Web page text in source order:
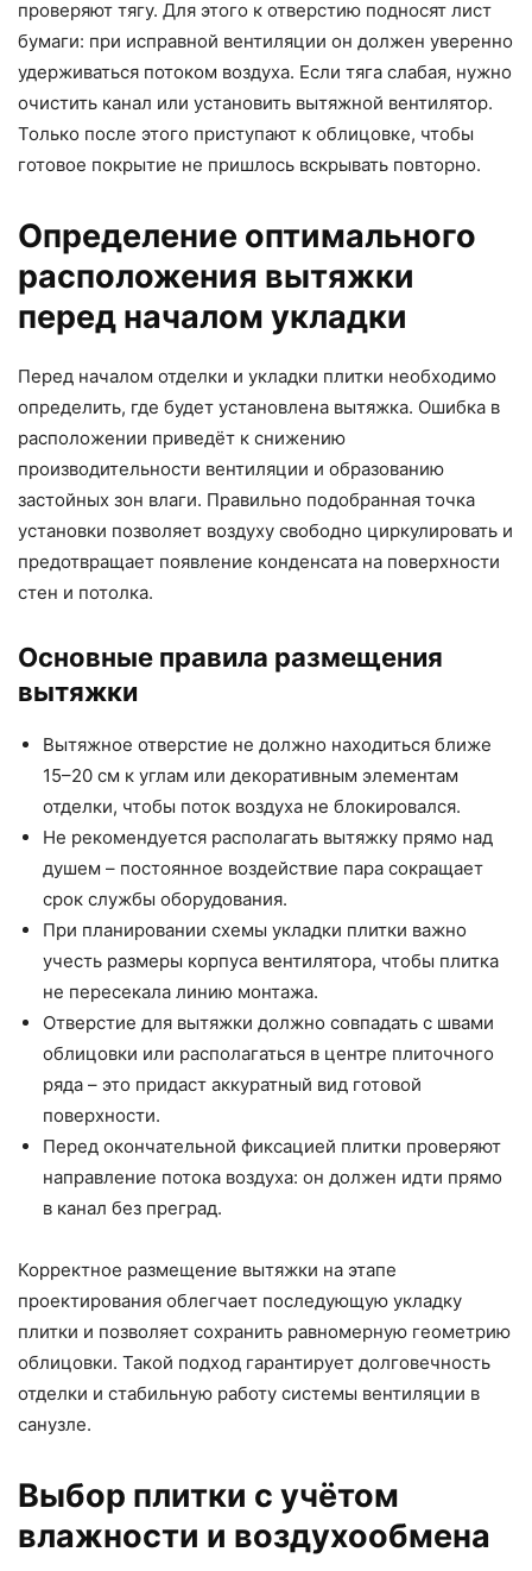
проверяют тягу. Для этого к отверстию подносят лист
бумаги: при исправной вентиляции он должен уверенно
удерживаться потоком воздуха. Если тяга слабая, нужно
очистить канал или установить вытяжной вентилятор.
Только после этого приступают к облицовке, чтобы
готовое покрытие не пришлось вскрывать повторно.
Определение оптимального
расположения вытяжки
перед началом укладки
Перед началом отделки и укладки плитки необходимо
определить, где будет установлена вытяжка. Ошибка в
расположении приведёт к снижению
производительности вентиляции и образованию
застойных зон влаги. Правильно подобранная точка
установки позволяет воздуху свободно циркулировать и
предотвращает появление конденсата на поверхности
стен и потолка.
Основные правила размещения
вытяжки
Вытяжное отверстие не должно находиться ближе
15–20 см к углам или декоративным элементам
отделки, чтобы поток воздуха не блокировался.
Не рекомендуется располагать вытяжку прямо над
душем – постоянное воздействие пара сокращает
срок службы оборудования.
При планировании схемы укладки плитки важно
учесть размеры корпуса вентилятора, чтобы плитка
не пересекала линию монтажа.
Отверстие для вытяжки должно совпадать с швами
облицовки или располагаться в центре плиточного
ряда – это придаст аккуратный вид готовой
поверхности.
Перед окончательной фиксацией плитки проверяют
направление потока воздуха: он должен идти прямо
в канал без преград.
Корректное размещение вытяжки на этапе
проектирования облегчает последующую укладку
плитки и позволяет сохранить равномерную геометрию
облицовки. Такой подход гарантирует долговечность
отделки и стабильную работу системы вентиляции в
санузле.
Выбор плитки с учётом
влажности и воздухообмена